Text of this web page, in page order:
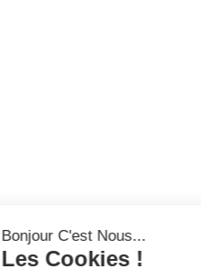
Bonjour C'est Nous...
Les Cookies !